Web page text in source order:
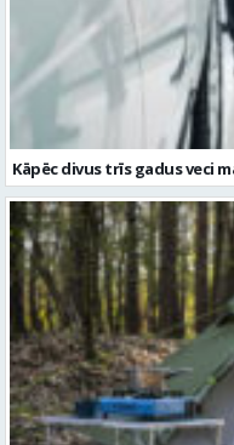
Kāpēc divus trīs gadus veci